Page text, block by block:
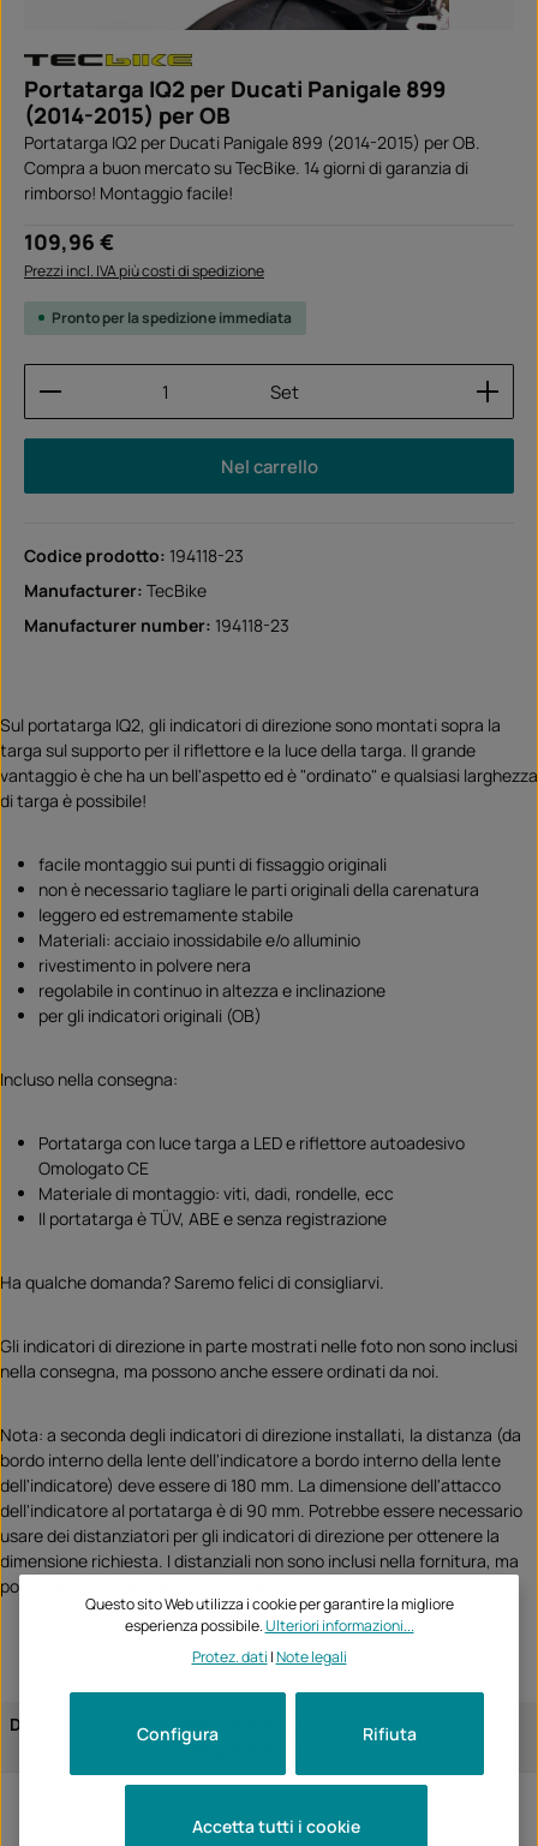
Portatarga IQ2 per Ducati Panigale 899
(2014-2015) per OB
Portatarga IQ2 per Ducati Panigale 899 (2014-2015) per OB.
Compra a buon mercato su TecBike. 14 giorni di garanzia di
rimborso! Montaggio facile!
Prezzo normale:
109,96 €
Prezzi incl. IVA più costi di spedizione
Pronto per la spedizione immediata
Quantità del prodotto: inserisci la quantità
Set
Nel carrello
Codice prodotto: 194118-23
Manufacturer: TecBike
Manufacturer number: 194118-23
Sul portatarga IQ2, gli indicatori di direzione sono montati sopra la
targa sul supporto per il riflettore e la luce della targa. Il grande
vantaggio è che ha un bell'aspetto ed è "ordinato" e qualsiasi larghezza
di targa è possibile!
facile montaggio sui punti di fissaggio originali
non è necessario tagliare le parti originali della carenatura
leggero ed estremamente stabile
Materiali: acciaio inossidabile e/o alluminio
rivestimento in polvere nera
regolabile in continuo in altezza e inclinazione
per gli indicatori originali (OB)
Incluso nella consegna:
Portatarga con luce targa a LED e riflettore autoadesivo
Omologato CE
Materiale di montaggio: viti, dadi, rondelle, ecc
Il portatarga è TÜV, ABE e senza registrazione
Ha qualche domanda? Saremo felici di consigliarvi.
Gli indicatori di direzione in parte mostrati nelle foto non sono inclusi
nella consegna, ma possono anche essere ordinati da noi.
Nota: a seconda degli indicatori di direzione installati, la distanza (da
bordo interno della lente dell'indicatore a bordo interno della lente
dell'indicatore) deve essere di 180 mm. La dimensione dell'attacco
dell'indicatore al portatarga è di 90 mm. Potrebbe essere necessario
usare dei distanziatori per gli indicatori di direzione per ottenere la
dimensione richiesta. I distanziali non sono inclusi nella fornitura, ma
possono essere acquistati da TecBike.
Ducati
Panigale 899 2014
Panigale 899 2015
Questo sito Web utilizza i cookie per garantire la migliore
esperienza possibile.Ulteriori informazioni...
Protez. dati |Note legali
Rifiuta
Configura
Accetta tutti i cookie